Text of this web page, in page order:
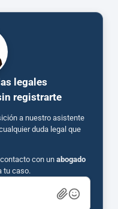
legales
registrarte
a nuestro asistente
duda legal que
con un abogado
tu caso.